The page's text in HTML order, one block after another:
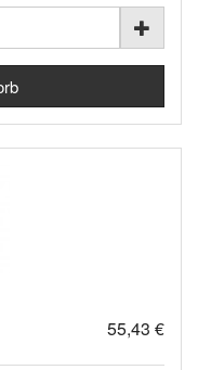
55,43 €